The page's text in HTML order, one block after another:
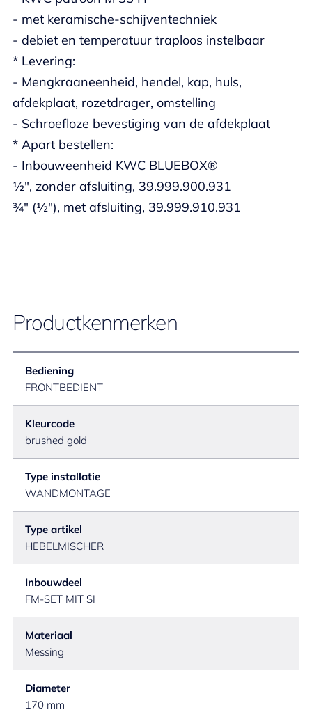
- met keramische-schijventechniek
- debiet en temperatuur traploos instelbaar
* Levering:
- Mengkraaneenheid, hendel, kap, huls,
afdekplaat, rozetdrager, omstelling
- Schroefloze bevestiging van de afdekplaat
* Apart bestellen:
- Inbouweenheid KWC BLUEBOX®
½", zonder afsluiting, 39.999.900.931
¾" (½"), met afsluiting, 39.999.910.931
Productkenmerken
Bediening
FRONTBEDIENT
Kleurcode
brushed gold
Type installatie
WANDMONTAGE
Type artikel
HEBELMISCHER
Inbouwdeel
FM-SET MIT SI
Materiaal
Messing
Diameter
170 mm